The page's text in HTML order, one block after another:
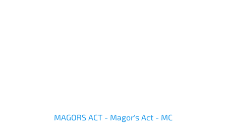
MAGORS ACT - Magor's Act - MC